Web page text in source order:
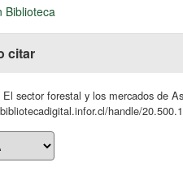
Biblioteca
citar
El sector forestal y los mercados de
handle/